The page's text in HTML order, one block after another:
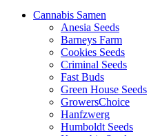
Cannabis Samen
Anesia Seeds
Barneys Farm
Cookies Seeds
Criminal Seeds
Fast Buds
Green House Seeds
GrowersChoice
Hanfzwerg
Humboldt Seeds